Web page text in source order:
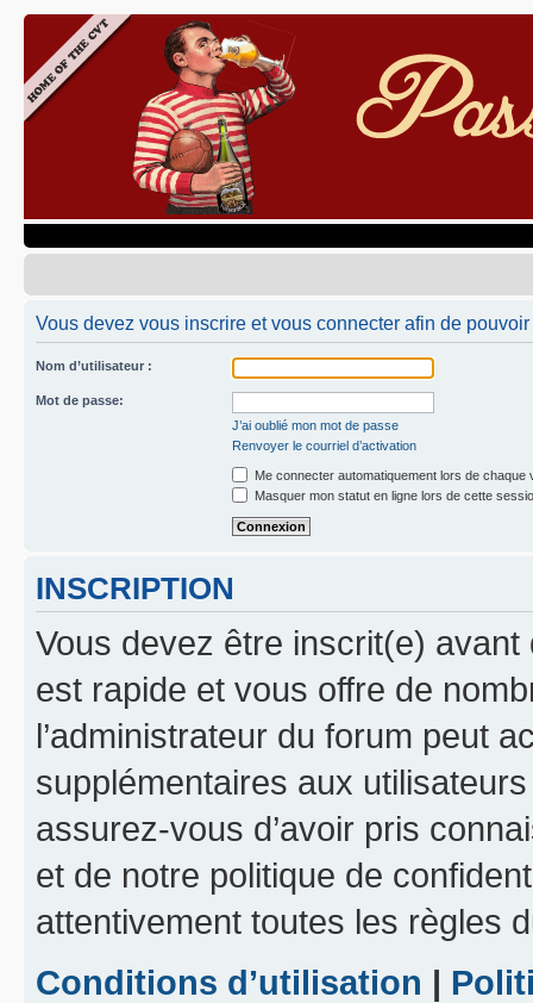
Vous devez vous inscrire et vous connecter afin de
Nom d’utilisateur :
Mot de passe:
J’ai oublié mon mot de passe
Renvoyer le courriel d’activation
Me connecter automatiquement lors de chaque
Masquer mon statut en ligne lors de cette
INSCRIPTION
Vous devez être inscrit(e) avant
est rapide et vous offre de
l’administrateur du forum peut
supplémentaires aux
assurez-vous d’avoir pris
et de notre politique de
attentivement toutes les règles
Conditions d’utilisation |